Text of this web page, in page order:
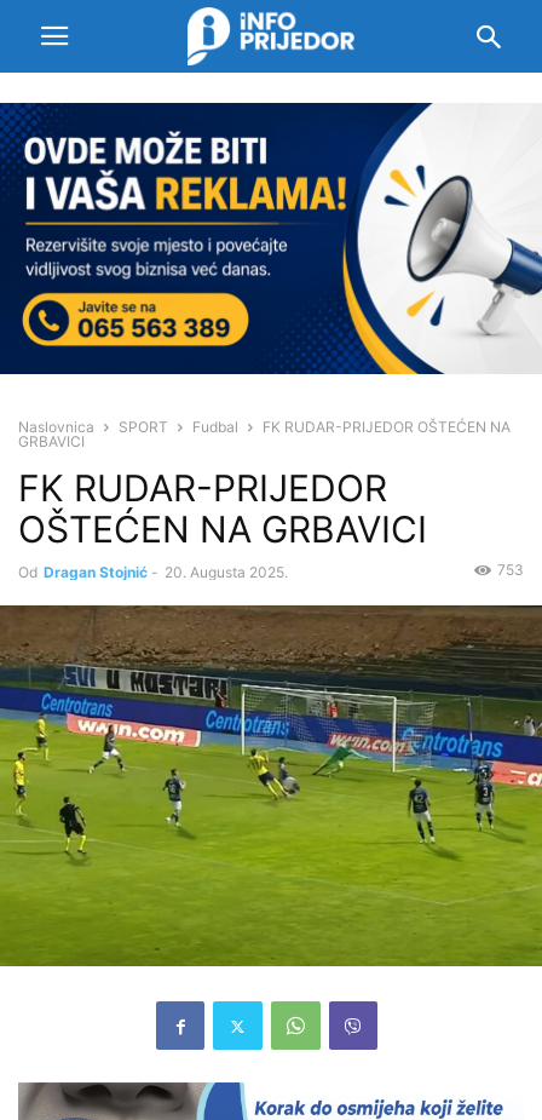
Naslovnica SPORT Fudbal
FK RUDAR-PRIJEDOR OŠTEĆEN NA
GRBAVICI
FK RUDAR-PRIJEDOR
OŠTEĆEN NA GRBAVICI
Od Dragan Stojnić - 20. Augusta 2025. 753